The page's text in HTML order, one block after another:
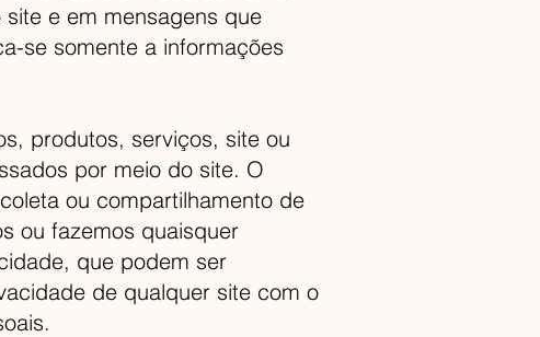
e em mensagens que
se somente a informações
produtos, serviços, site ou
por meio do site. O
ou compartilhamento de
ou fazemos quaisquer
que podem ser
de qualquer site com o